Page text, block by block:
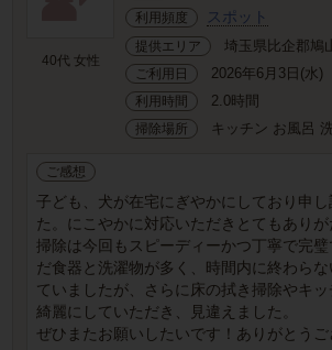
40代 女性
利用頻度
スポット
提供エリア 埼玉県比企郡鳩
ご利用日 2026年6月3日(水)
利用時間 2.0時間
掃除場所 キッチン お風呂
ご感想
子ども、犬が在宅にぎやかにしており申
た。にこやかに対応いただきとてもあり
掃除は今回もスピーディーかつ丁寧で完
だ食器と洗濯物が多く、時間内に終わら
ていましたが、さらに床の拭き掃除やキ
綺麗にしていただき、見違えました。
ぜひまたお願いしたいです！ありがとうご